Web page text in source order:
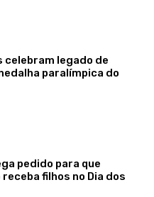
celebram legado de
paralímpica do
pedido para que
filhos no Dia dos